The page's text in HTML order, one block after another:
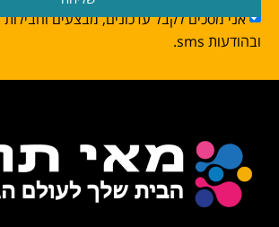
אני מסכים לקבל עדכונים, מבצעים וחבילות
ובהודעות sms.